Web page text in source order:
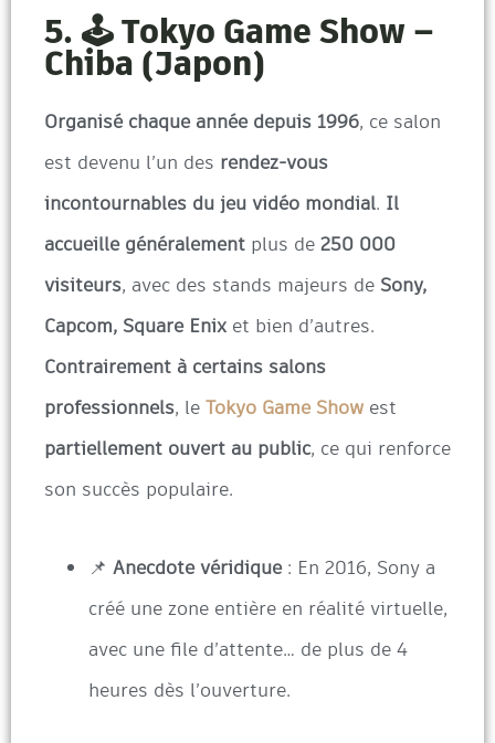
5. 🕹️ Tokyo Game Show –
Chiba (Japon)
Organisé chaque année depuis 1996, ce salon
est devenu l’un des rendez-vous
incontournables du jeu vidéo mondial. Il
accueille généralement plus de 250 000
visiteurs, avec des stands majeurs de Sony,
Capcom, Square Enix et bien d’autres.
Contrairement à certains salons
professionnels, le Tokyo Game Show est
partiellement ouvert au public, ce qui renforce
son succès populaire.
📌 Anecdote véridique: En 2016, Sony a
créé une zone entière en réalité virtuelle,
avec une file d’attente… de plus de 4
heures dès l’ouverture.